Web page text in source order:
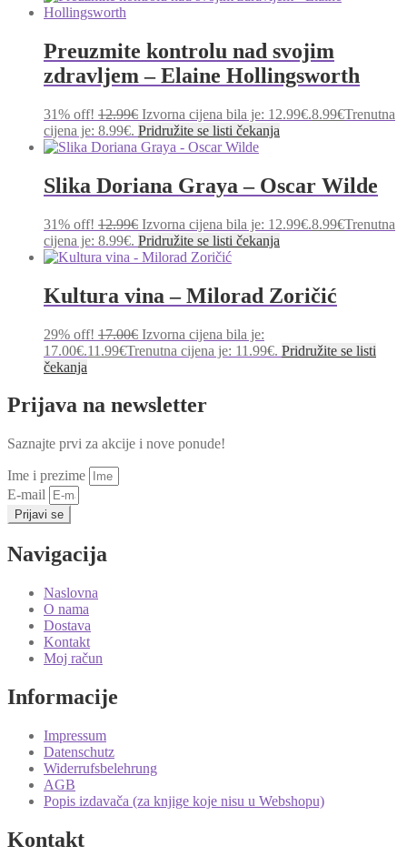
Preuzmite kontrolu nad svojim
zdravljem – Elaine Hollingsworth
31% off! 12.99€ Izvorna cijena bila je: 12.99€.8.99€Trenutna
cijena je: 8.99€. Pridružite se listi čekanja
Slika Doriana Graya – Oscar Wilde
31% off! 12.99€ Izvorna cijena bila je: 12.99€.8.99€Trenutna
cijena je: 8.99€. Pridružite se listi čekanja
Kultura vina – Milorad Zoričić
29% off! 17.00€ Izvorna cijena bila je:
17.00€.11.99€Trenutna cijena je: 11.99€. Pridružite se listi
čekanja
Prijava na newsletter
Saznajte prvi za akcije i nove ponude!
Ime i prezime
E-mail
Prijavi se
Navigacija
Naslovna
O nama
Dostava
Kontakt
Moj račun
Informacije
Impressum
Datenschutz
Widerrufsbelehrung
AGB
Popis izdavača (za knjige koje nisu u Webshopu)
Kontakt